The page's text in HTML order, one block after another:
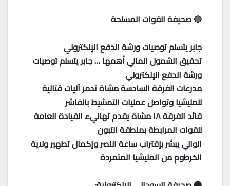
🔵 صحيفة القوات المسلحة
جابر يتسلم توصيات ورشة الدفع الإلكتروني
تحقيق الشمول المالي أهمها … جابر يتسلم توصيات
ورشة الدفع الإلكتروني
مدرعات الفرقة السادسة مشاة تدمر آليات قتالية
للمليشيا وتواصل عمليات التمشيط بالفاشر
قائد الفرقة ١٨ مشاة يقدم تهانيء القيادة العامة
للقوات المرابطة بمنطقة التبون
الوالي يبشر بإقتراب ساعة النصر وإكمال تطهير ولاية
الخرطوم من المليشيا المتمردة